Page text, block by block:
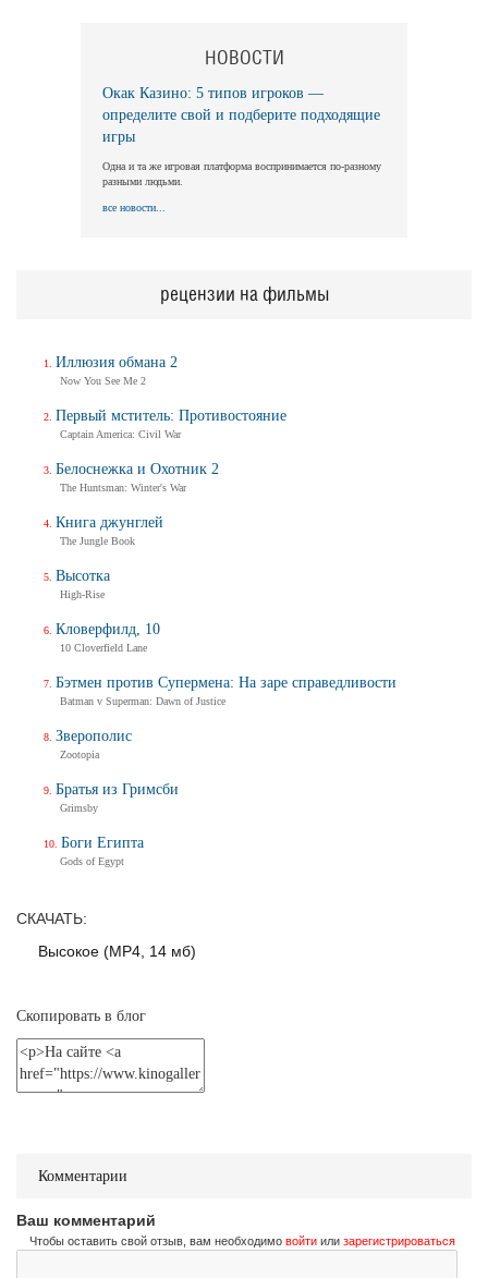
Длинная ночь, короткое утро
Long Nights Short Mornings
Трейлер
Ballerina
СКАЧАТЬ:
Высокое (MP4, 14 мб)
Скопировать в блог
Комментарии
Ваш комментарий
Чтобы оставить свой отзыв, вам необходимо войти или зарегистрироваться
НОВОСТИ
Окак Казино: 5 типов игроков —
определите свой и подберите подходящие
игры
Одна и та же игровая платформа воспринимается по-разному
разными людьми.
все новости...
рецензии на фильмы
Иллюзия обмана 2
Now You See Me 2
Первый мститель: Противостояние
Captain America: Civil War
Белоснежка и Охотник 2
The Huntsman: Winter's War
Книга джунглей
The Jungle Book
Высотка
High-Rise
Кловерфилд, 10
10 Cloverfield Lane
Бэтмен против Супермена: На заре справедливости
Batman v Superman: Dawn of Justice
Зверополис
Zootopia
Братья из Гримсби
Grimsby
Боги Египта
Gods of Egypt